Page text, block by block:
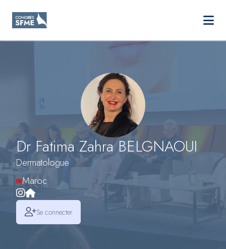
SFME
Dr Fatima Zahra BELGNAOUI
Dermatologue
Maroc
Se connecter